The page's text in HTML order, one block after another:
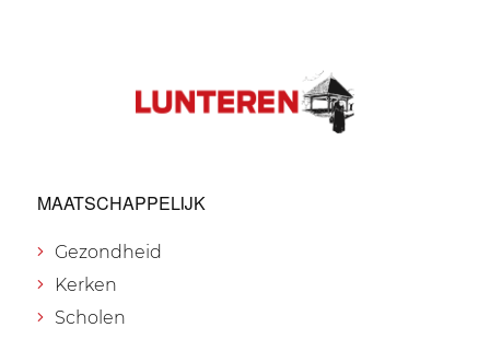
MAATSCHAPPELIJK
Gezondheid
Kerken
Scholen